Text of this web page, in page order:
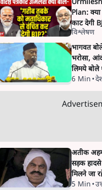
Plan: क्या
काट देगी
विश्लेषण
भागवत
भरोसा,
लिमये
6 Min •
अतीक
सड़क
मिलने जा
5 Min •